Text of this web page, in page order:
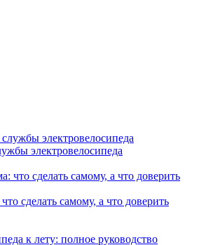
электровелосипеда
сделать самому, а что доверить